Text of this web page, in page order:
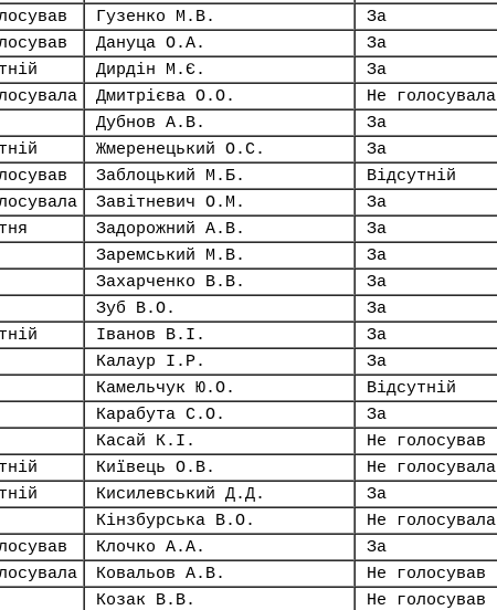
Гузенко М.В.
За
Дануца О.А.
За
Дирдін М.Є.
За
Дмитрієва О.О.
Не голосувала
Дубнов А.В.
За
Жмеренецький О.С.
За
Заблоцький М.Б.
Відсутній
Завітневич О.М.
За
Задорожний А.В.
За
Заремський М.В.
За
Захарченко В.В.
За
Зуб В.О.
За
Іванов В.І.
За
Калаур І.Р.
За
Камельчук Ю.О.
Відсутній
Карабута С.О.
За
Касай К.І.
Не голосував
Київець О.В.
Не голосувала
Кисилевський Д.Д.
За
Кінзбурська В.О.
Не голосувала
Клочко А.А.
За
Ковальов А.В.
Не голосував
Козак В.В.
Не голосував